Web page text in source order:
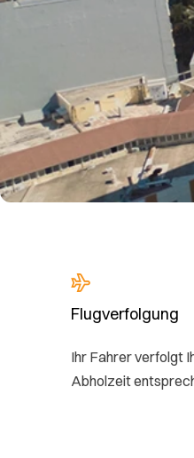
Flugverfolgung
Ihr Fahrer verfolgt
Abholzeit